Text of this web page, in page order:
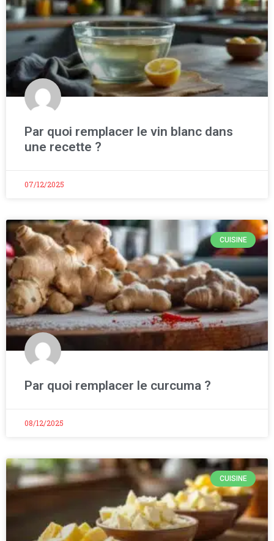
Par quoi remplacer le vin blanc dans
une recette ?
07/12/2025
CUISINE
Par quoi remplacer le curcuma ?
08/12/2025
CUISINE